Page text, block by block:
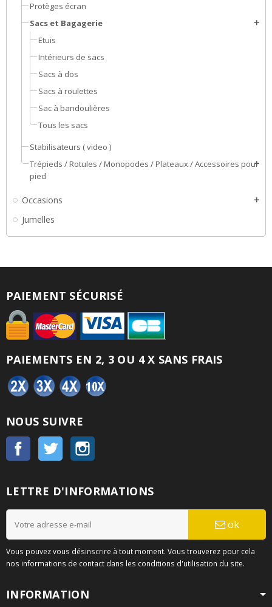
Protèges écran
Sacs et Bagagerie
add
Etuis
Intérieurs de sacs
Sacs à dos
Sacs à roulettes
Sac à bandoulières
Tous les sacs
Stabilisateurs ( video )
Trépieds / Rotules / Monopodes / Plateaux / Accessoires pour
pied
add
Occasions add
Jumelles
PAIEMENT SÉCURISÉ
PAIEMENTS EN 2, 3 OU 4 X SANS FRAIS
NOUS SUIVRE
Facebook Twitter
LETTRE D'INFORMATIONS
ok
Vous pouvez vous désinscrire à tout moment. Vous trouverez pour cela
nos informations de contact dans les conditions d'utilisation du site.
INFORMATION